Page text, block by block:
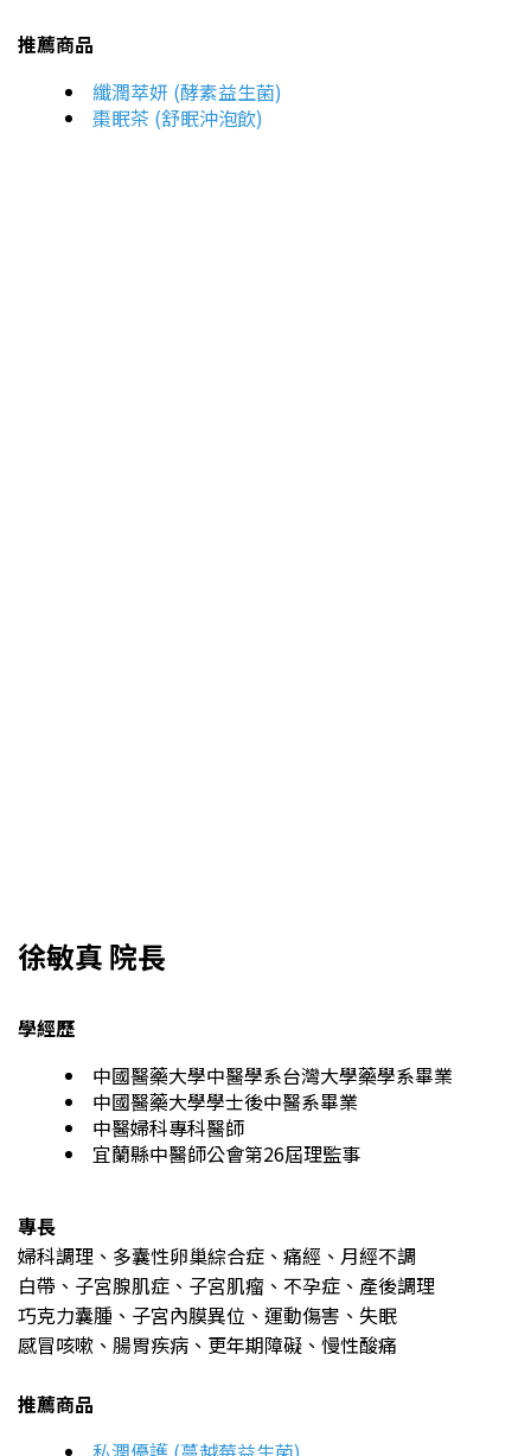
推薦商品
纖潤萃妍 (酵素益生菌)
棗眠茶 (舒眠沖泡飲)
徐敏真 院長
學經歷
中國醫藥大學中醫學系台灣大學藥學系畢業
中國醫藥大學學士後中醫系畢業
中醫婦科專科醫師
宜蘭縣中醫師公會第26屆理監事
專長
婦科調理、多囊性卵巢綜合症、痛經、月經不調
白帶、子宮腺肌症、子宮肌瘤、不孕症、產後調理
巧克力囊腫、子宮內膜異位、運動傷害、失眠
感冒咳嗽、腸胃疾病、更年期障礙、慢性酸痛
推薦商品